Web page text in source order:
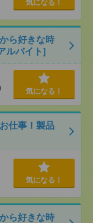
気になる！
ら好きな時
ルバイト]
気になる！
仕事！製品
気になる！
ら好きな時